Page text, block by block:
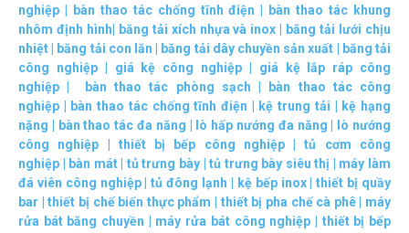
nghiệp
bàn thao tác chống tĩnh điện
bàn thao tác khung
nhôm định hình
băng tải xích nhựa và inox
băng tải lưới chịu
nhiệt
băng tải con lăn băng tải dây chuyền sản xuất
băng tải
công nghiệp| giá kệ công nghiệp
giá kệ lắp ráp công
nghiệp
bàn thao tác phòng sạch
bàn thao tác công
nghiệp
bàn thao tác chống tĩnh điện kệ trung tải
kệ hạng
nặng
bàn thao tác đa năng lò hấp nướng đa năng
lò nướng
công nghiệp
thiết bị bếp công nghiệp|tủ cơm công
nghiệp
bàn mát| tủ trưng bày|tủ trưng bày siêu thị
máy làm
đá viên công nghiệp|tủ đông lạnh kệ bếp inox|thiết bị quầy
bar |thiết bị chế biến thực phẩm thiết bị pha chế cà phê| máy
rửa bát băng chuyền
máy rửa bát công nghiệp
thiết bị bếp